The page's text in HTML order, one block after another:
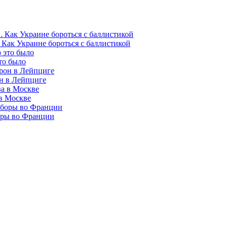
Украине бороться с баллистикой
было
в Лейпциге
Москве
во Франции